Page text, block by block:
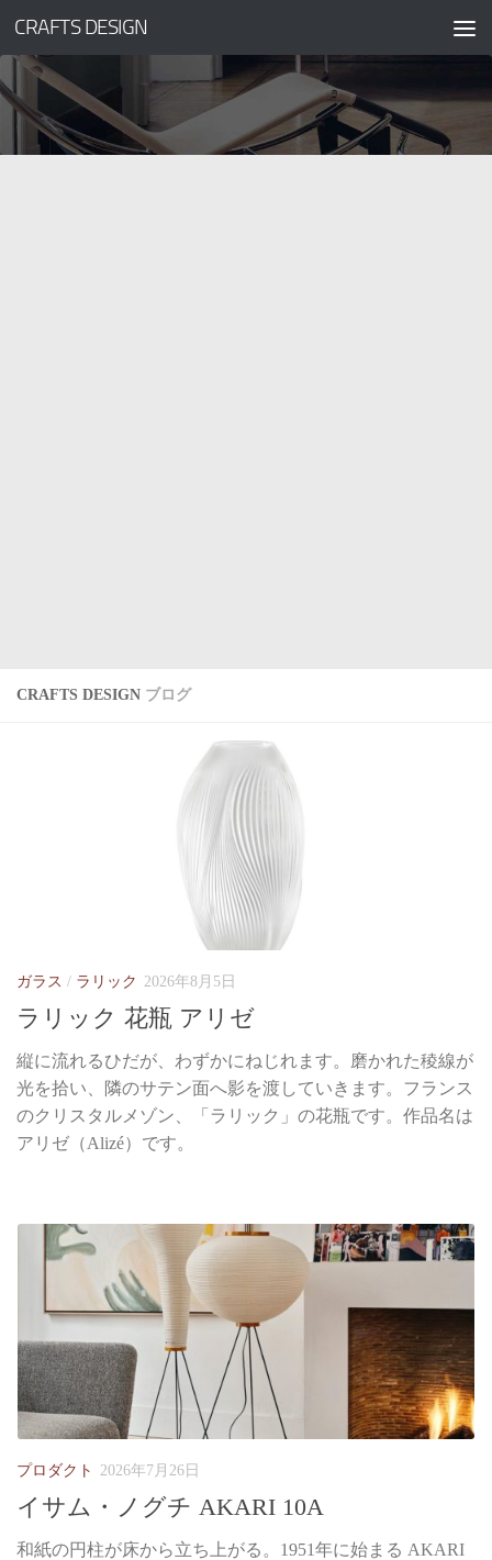
コンテンツへスキップ
CRAFTS DESIGN
CRAFTS DESIGN ブログ
ガラス / ラリック 2026年8月5日
ラリック 花瓶 アリゼ
縦に流れるひだが、わずかにねじれます。磨かれた稜線が
光を拾い、隣のサテン面へ影を渡していきます。フランス
のクリスタルメゾン、「ラリック」の花瓶です。作品名は
アリゼ（Alizé）です。
プロダクト 2026年7月26日
イサム・ノグチ AKARI 10A
和紙の円柱が床から立ち上がる。1951年に始まる AKARI